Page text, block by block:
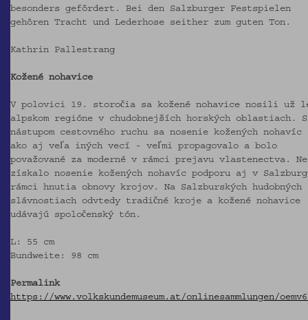
besonders gefördert. Bei den Salzburger Festspielen
gehören Tracht und Lederhose seither zum guten Ton.
Kathrin Pallestrang
Kožené nohavice
V polovici 19. storočia sa kožené nohavice nosili už
alpskom regióne v chudobnejších horských oblastiach. S
nástupom cestovného ruchu sa nosenie kožených nohavíc
ako aj veľa iných vecí - veľmi propagovalo a bolo
považované za moderné v rámci prejavu vlastenectva.
získalo nosenie kožených nohavíc podporu aj v
rámci hnutia obnovy krojov. Na Salzburských hudobných
slávnostiach odvtedy tradičné kroje a kožené nohavice
udávajú spoločenský tón.
L: 55 cm
Bundweite: 98 cm
Permalink
https://www.volkskundemuseum.at/onlinesammlungen/